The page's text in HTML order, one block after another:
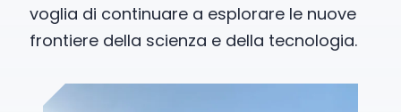
voglia di continuare a esplorare le nuove
frontiere della scienza e della tecnologia.